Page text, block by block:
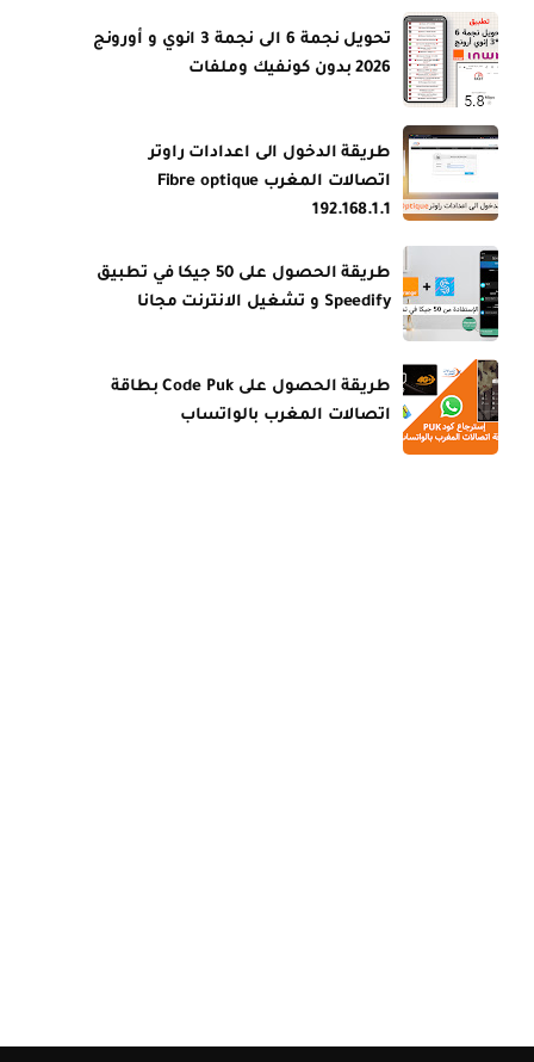
تحويل نجمة 6 الى نجمة 3 انوي و أورونج
2026 بدون كونفيك وملفات
طريقة الدخول الى اعدادات راوتر
اتصالات المغرب Fibre optique
192.168.1.1
طريقة الحصول على 50 جيكا في تطبيق
Speedify و تشغيل الانترنت مجانا
طريقة الحصول على Code Puk بطاقة
اتصالات المغرب بالواتساب